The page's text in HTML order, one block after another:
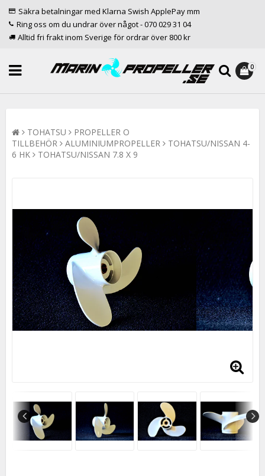
Säkra betalningar med Klarna Swish ApplePay mm
Ring oss om du undrar över något - 070 029 31 04
Alltid fri frakt inom Sverige för ordrar över 800 kr
0
TOHATSU
PROPELLER O
TILLBEHÖR
ALUMINIUMPROPELLER
TOHATSU/NISSAN 4-
6 HK
TOHATSU/NISSAN 7.8 X 9